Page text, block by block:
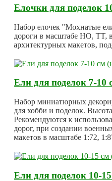
Елочки для поделок
Набор елочек "Мохнатые
дороги в масштабе HO, TT,
архитектурных макетов,
Ели для поделок 7-10
Набор миниатюрных
для хобби и поделок.
Рекомендуются к
дорог, при создании
макетов в масштабе 1:72,
Ели для поделок 10-